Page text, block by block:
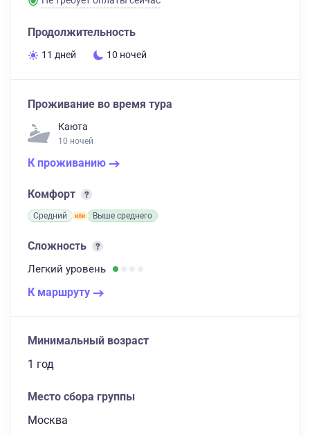
Продолжительность
11 дней 10 ночей
Проживание во время тура
Каюта
10 ночей
К проживанию
Комфорт
Средний Выше среднего
Сложность
Легкий уровень
К маршруту
Минимальный возраст
1 год
Место сбора группы
Москва